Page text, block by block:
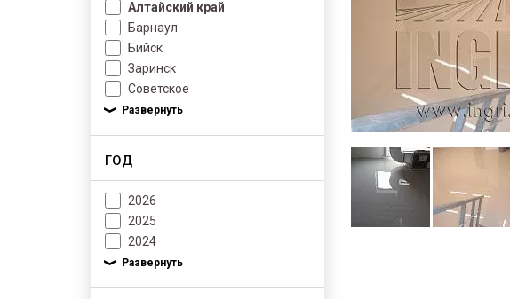
Алтайский край
Барнаул
Бийск
Заринск
Советское
ГОД
2026
2025
2024